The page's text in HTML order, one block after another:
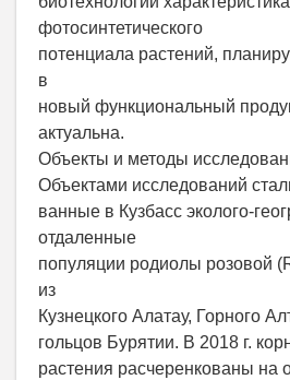
фотосинтетического
потенциала растений,
в
новый функциональный
актуальна.
Объекты и методы
Объектами исследований
ванные в Кузбасс эколого-
отдаленные
популяции родиолы розовой
из
Кузнецкого Алатау, Горного
гольцов Бурятии. В 2018 г.
растения расчеренкованы на